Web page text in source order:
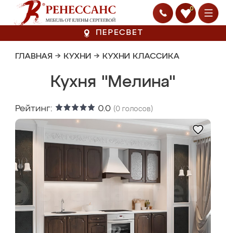
0
ПЕРЕСВЕТ
ГЛАВНАЯ → КУХНИ → КУХНИ КЛАССИКА
Кухня "Мелина"
Рейтинг: 0.0 (0 голосов)